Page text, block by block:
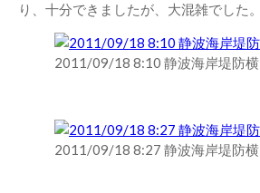
り、十分できましたが、大混雑でした。
2011/09/18 8:10 静波海岸堤防横
2011/09/18 8:27 静波海岸堤防横